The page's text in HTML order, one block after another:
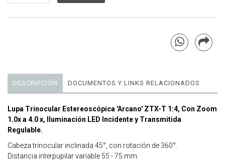
DESCRIPCIÓN DOCUMENTOS Y LINKS RELACIONADOS
Lupa Trinocular Estereoscópica 'Arcano' ZTX-T 1:4, Con Zoom
1.0x a 4.0 x, Iluminación LED Incidente y Transmitida
Regulable.
Cabeza trinocular inclinada 45°, con rotación de 360°.
Distancia interpupilar variable 55 - 75 mm.